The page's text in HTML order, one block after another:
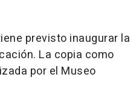
previsto inaugurar la
La copia como
por el Museo